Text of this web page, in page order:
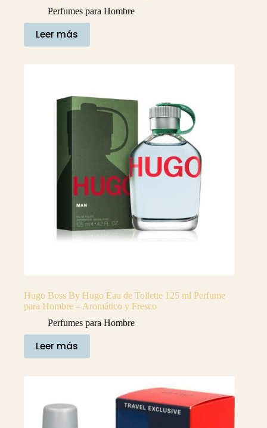
Perfumes para Hombre
Leer más
Hugo Boss By Hugo Eau de Toilette 125 ml Perfume
para Hombre – Aromático y Fresco
Perfumes para Hombre
Leer más